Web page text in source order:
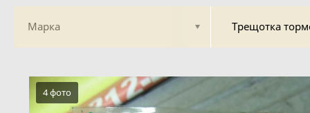
Марка Трещотка
4 фото